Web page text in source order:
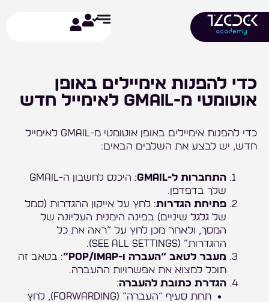
דילוג
לתוכן
כדי להפנות אימיילים באופן
אוטומטי מ-Gmail לאימייל חדש
כדי להפנות אימיילים באופן אוטומטי מ-Gmail לאימייל
חדש, יש לבצע את השלבים הבאים:
התחברות ל-Gmail
: היכנס לחשבון ה-Gmail
שלך בדפדפן.
פתיחת הגדרות: לחץ על אייקון ההגדרות (סמל
של גלגל שיניים) בפינה הימנית העליונה של
המסך, ולאחר מכן לחץ על “ראה את כל
ההגדרות” (See all settings).
מעבר לטאב “העברה ו-POP/IMAP”
: בטאב זה
תוכל למצוא את אפשרויות ההעברה.
הגדרת כתובת להעברה:
תחת סעיף “העברה” (Forwarding), לחץ